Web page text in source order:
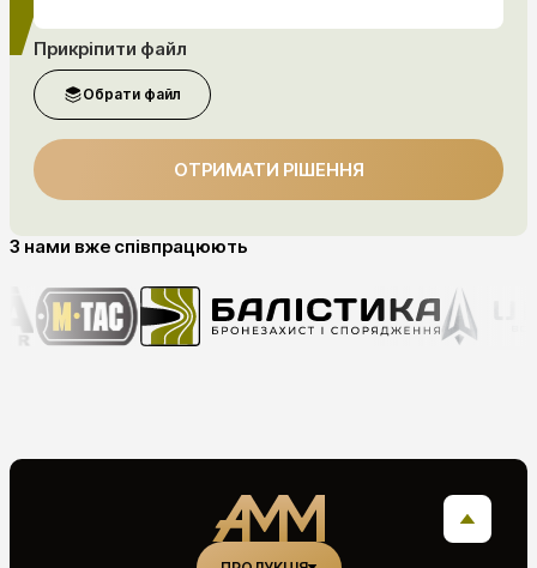
Прикріпити файл
Обрати файл
ОТРИМАТИ РІШЕННЯ
З нами вже співпрацюють